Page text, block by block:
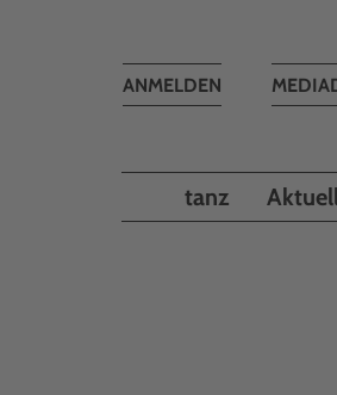
Toggle
ANMELDEN
tanz